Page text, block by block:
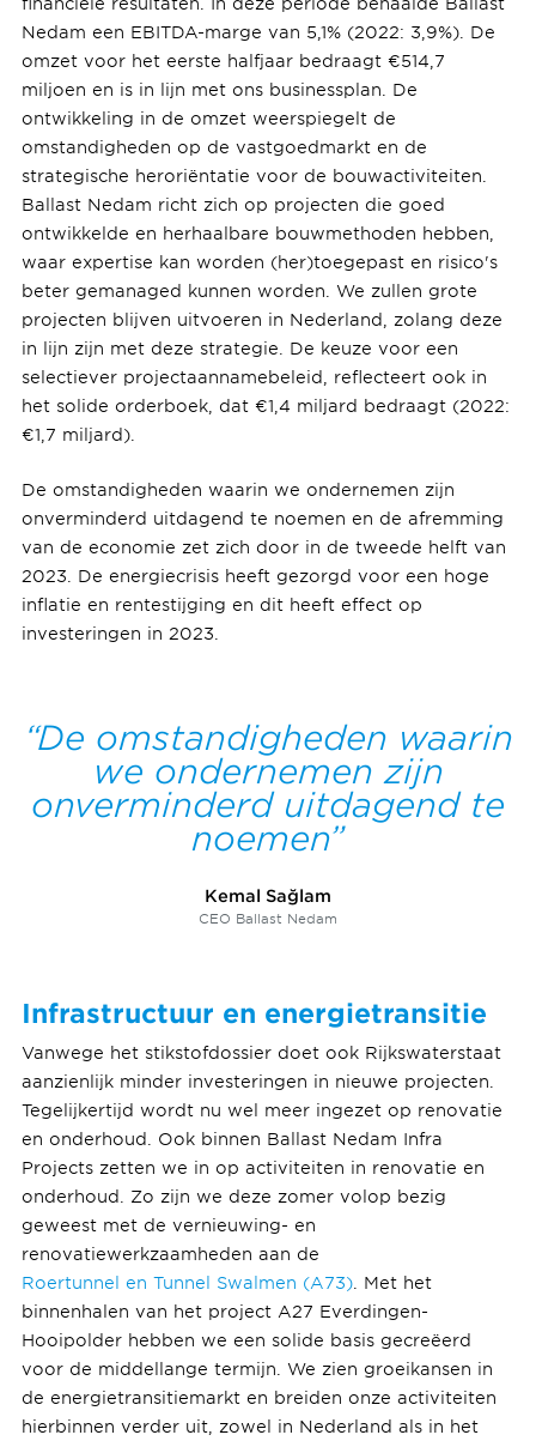
Nedam een EBITDA-marge van 5,1% (2022: 3,9%). De
omzet voor het eerste halfjaar bedraagt €514,7
miljoen en is in lijn met ons businessplan. De
ontwikkeling in de omzet weerspiegelt de
omstandigheden op de vastgoedmarkt en de
strategische heroriëntatie voor de bouwactiviteiten.
Ballast Nedam richt zich op projecten die goed
ontwikkelde en herhaalbare bouwmethoden hebben,
waar expertise kan worden (her)toegepast en risico's
beter gemanaged kunnen worden. We zullen grote
projecten blijven uitvoeren in Nederland, zolang deze
in lijn zijn met deze strategie. De keuze voor een
selectiever projectaannamebeleid, reflecteert ook in
het solide orderboek, dat €1,4 miljard bedraagt (2022:
€1,7 miljard).
De omstandigheden waarin we ondernemen zijn
onverminderd uitdagend te noemen en de afremming
van de economie zet zich door in de tweede helft van
2023. De energiecrisis heeft gezorgd voor een hoge
inflatie en rentestijging en dit heeft effect op
investeringen in 2023.
De omstandigheden waarin
we ondernemen zijn
onverminderd uitdagend te
noemen
Kemal Sağlam
CEO Ballast Nedam
Infrastructuur en energietransitie
Vanwege het stikstofdossier doet ook Rijkswaterstaat
aanzienlijk minder investeringen in nieuwe projecten.
Tegelijkertijd wordt nu wel meer ingezet op renovatie
en onderhoud. Ook binnen Ballast Nedam Infra
Projects zetten we in op activiteiten in renovatie en
onderhoud. Zo zijn we deze zomer volop bezig
geweest met de vernieuwing- en
renovatiewerkzaamheden aan de
Roertunnel en Tunnel Swalmen (A73). Met het
binnenhalen van het project A27 Everdingen-
Hooipolder hebben we een solide basis gecreëerd
voor de middellange termijn. We zien groeikansen in
de energietransitiemarkt en breiden onze activiteiten
hierbinnen verder uit, zowel in Nederland als in het